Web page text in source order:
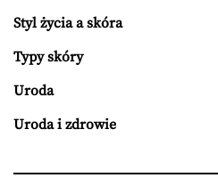
Styl życia a skóra
Typy skóry
Uroda
Uroda i zdrowie